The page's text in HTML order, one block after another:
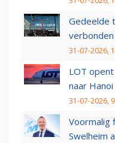
Gedeelde
31-07-2026,
LOT
naar Hanoi
31-07-2026,
Voormalig
Swelheim